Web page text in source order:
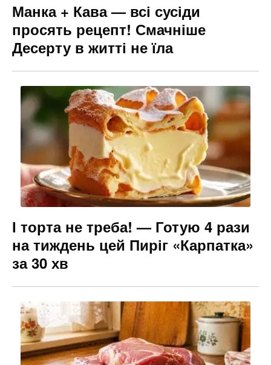
Манка + Кава — всі сусіди
просять рецепт! Смачніше
Десерту в житті не їла
І торта не треба! — Готую 4 рази
на тиждень цей Пиріг «Карпатка»
за 30 хв